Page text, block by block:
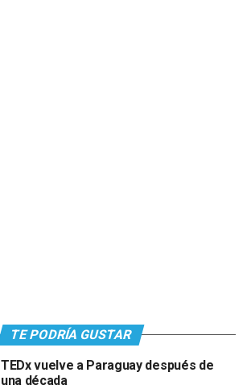
TE PODRÍA GUSTAR
TEDx vuelve a Paraguay después de
una década